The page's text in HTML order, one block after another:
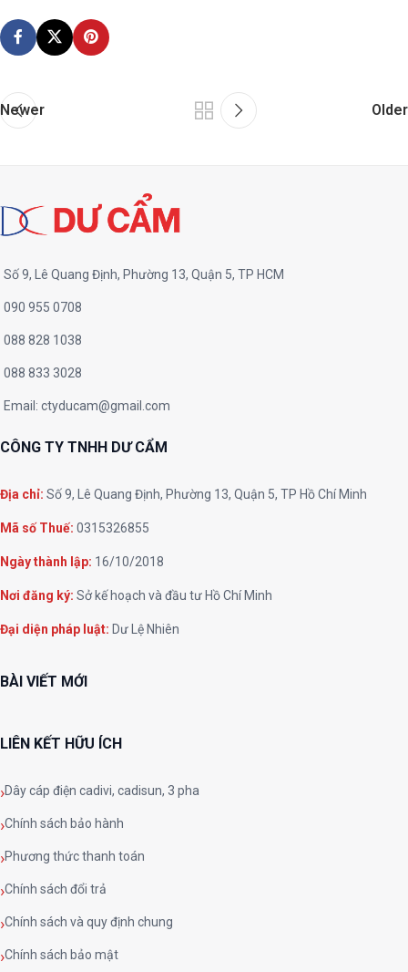
Newer Older
Số 9, Lê Quang Định, Phường 13, Quận 5, TP HCM
090 955 0708
088 828 1038
088 833 3028
Email: ctyducam@gmail.com
CÔNG TY TNHH DƯ CẨM
Địa chỉ: Số 9, Lê Quang Định, Phường 13, Quận 5, TP Hồ Chí Minh
Mã số Thuế: 0315326855
Ngày thành lập: 16/10/2018
Nơi đăng ký: Sở kế hoạch và đầu tư Hồ Chí Minh
Đại diện pháp luật: Dư Lệ Nhiên
BÀI VIẾT MỚI
LIÊN KẾT HỮU ÍCH
Dây cáp điện cadivi, cadisun, 3 pha
Chính sách bảo hành
Phương thức thanh toán
Chính sách đổi trả
Chính sách và quy định chung
Chính sách bảo mật